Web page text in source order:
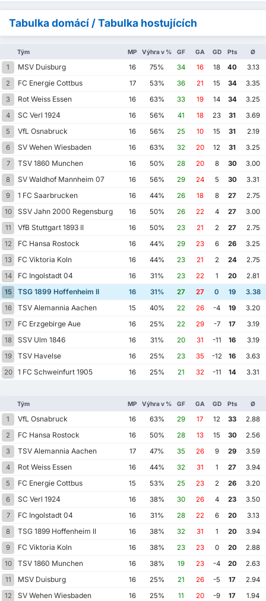
Tabulka domácí / Tabulka hostujících
Tým MP Výhra v % GF GA GD Pts Ø
1 MSV Duisburg 16 75% 34 16 18 40
3.13
2
FC Energie Cottbus 17 53% 36 21 15 34
3.35
3
Rot Weiss Essen 16 63% 33 19 14 34
3.25
4
SC Verl 1924 16 56% 41 18 23 31
3.69
5
VfL Osnabruck 16 56% 25 10 15 31
2.19
6
SV Wehen Wiesbaden 16 63% 32 20 12 31
3.25
7
TSV 1860 Munchen 16 50% 28 20 8 30
3.00
8
SV Waldhof Mannheim 07 16 56% 29 24 5 30
3.31
9
1 FC Saarbrucken 16 44% 26 18 8 27
2.75
10
SSV Jahn 2000 Regensburg 16 50% 26 22 4 27
3.00
11
VfB Stuttgart 1893 II 16 50% 23 21 2 27
2.75
12
FC Hansa Rostock 16 44% 29 23 6 26
3.25
13
FC Viktoria Koln 16 44% 23 21 2 24
2.75
14
FC Ingolstadt 04 16 31% 23 22 1 20
2.81
15
TSG 1899 Hoffenheim II 16 31% 27 27 0 19
3.38
16
TSV Alemannia Aachen 15 40% 22 26 -4 19
3.20
17
FC Erzgebirge Aue 16 25% 22 29 -7 17
3.19
18
SSV Ulm 1846 16 31% 20 31 -11 16
3.19
19
TSV Havelse 16 25% 23 35 -12 16
3.63
20
1 FC Schweinfurt 1905 16 25% 21 32 -11 14 3.31
Tým MP Výhra v % GF GA GD Pts Ø
1 VfL Osnabruck 16 63% 29 17 12 33
2.88
2
FC Hansa Rostock 16 50% 28 13 15 30
2.56
3
TSV Alemannia Aachen 17 47% 35 26 9 29
3.59
4
Rot Weiss Essen 16 44% 32 31 1 27
3.94
5
FC Energie Cottbus 15 53% 25 23 2 26
3.20
6
SC Verl 1924 16 38% 30 26 4 23
3.50
7
FC Ingolstadt 04 16 31% 28 22 6 20
3.13
8
TSG 1899 Hoffenheim II 16 38% 32 31 1 20
3.94
9
FC Viktoria Koln 16 38% 23 23 0 20
2.88
10
TSV 1860 Munchen 16 38% 19 23 -4 20
2.63
11
MSV Duisburg 16 25% 21 26 -5 17
2.94
12
SV Wehen Wiesbaden 16 25% 11 20 -9 17
1.94